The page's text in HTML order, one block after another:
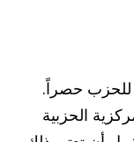
للحزب حصراً.
الحزبية